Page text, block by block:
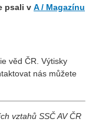
psali v A / Magazínu
věd ČR. Výtisky
nás můžete
vztahů SSČ AV ČR